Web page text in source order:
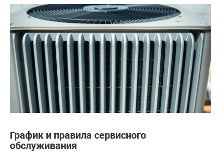
График и правила сервисного
обслуживания